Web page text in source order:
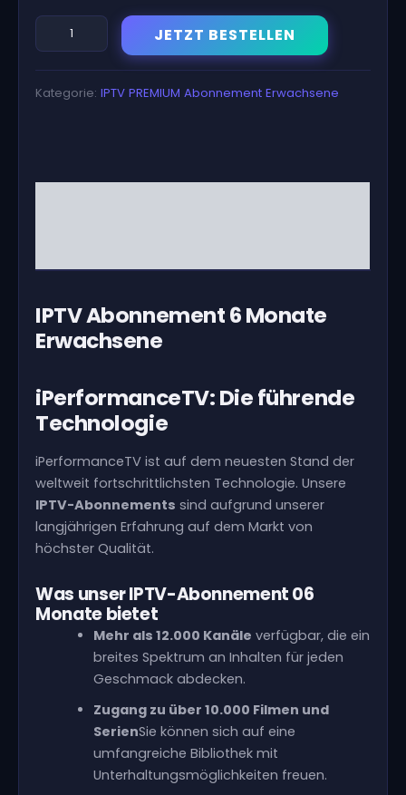
Abonnement
Adulte
JETZT BESTELLEN
Kategorie:IPTV PREMIUM Abonnement Erwachsene
IPTV Abonnement 6 Monate
Erwachsene
iPerformanceTV: Die führende
Technologie
iPerformanceTV ist auf dem neuesten Stand der
weltweit fortschrittlichsten Technologie. Unsere
IPTV-Abonnements sind aufgrund unserer
langjährigen Erfahrung auf dem Markt von
höchster Qualität.
Was unser IPTV-Abonnement 06
Monate bietet
Mehr als 12.000 Kanäle verfügbar, die ein
breites Spektrum an Inhalten für jeden
Geschmack abdecken.
Zugang zu über 10.000 Filmen und
SerienSie können sich auf eine
umfangreiche Bibliothek mit
Unterhaltungsmöglichkeiten freuen.